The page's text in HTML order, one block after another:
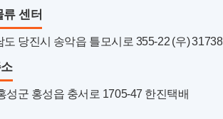
류 센터
도 당진시 송악읍 틀모시로 355-22 (우) 31738
성군 홍성읍 충서로 1705-47 한진택배